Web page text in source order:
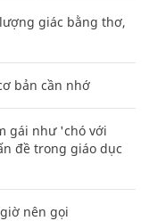
giác bằng thơ,
bản cần nhớ
gái như 'chó với
đề trong giáo dục
nên gọi